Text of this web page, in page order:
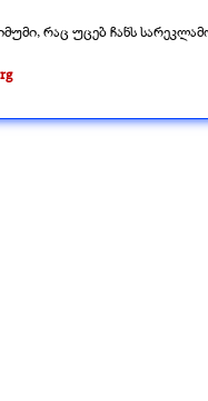
რაც უცებ ჩანს